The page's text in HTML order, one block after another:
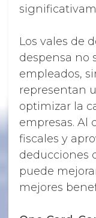
Los vales de
despensa no
empleados,
representan
optimizar la
empresas. Al
fiscales y
deducciones
puede
mejores